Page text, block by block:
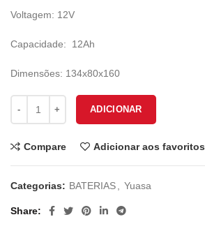
Voltagem: 12V
Capacidade: 12Ah
Dimensões: 134x80x160
ADICIONAR
Compare Adicionar aos favoritos
Categorias: BATERIAS Yuasa
Share